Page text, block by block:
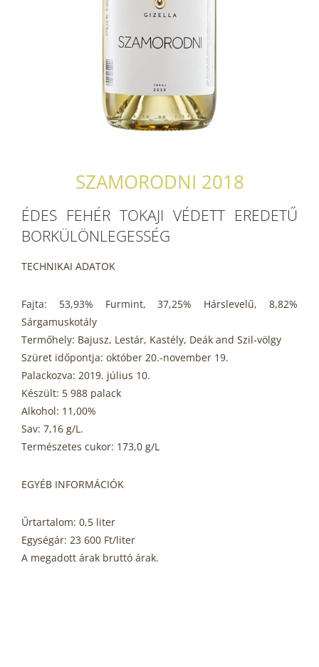
SZAMORODNI 2018
ÉDES FEHÉR TOKAJI VÉDETT EREDETŰ
BORKÜLÖNLEGESSÉG
TECHNIKAI ADATOK
Fajta: 53,93% Furmint, 37,25% Hárslevelű, 8,82%
Sárgamuskotály
Termőhely: Bajusz, Lestár, Kastély, Deák and Szil-völgy
Szüret időpontja: október 20.-november 19.
Palackozva: 2019. július 10.
Készült: 5 988 palack
Alkohol: 11,00%
Sav: 7,16 g/L.
Természetes cukor: 173,0 g/L
EGYÉB INFORMÁCIÓK
Űrtartalom: 0,5 liter
Egységár: 23 600 Ft/liter
A megadott árak bruttó árak.